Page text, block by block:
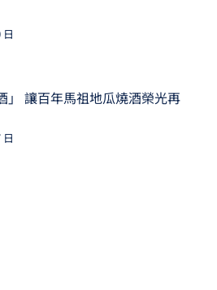
」 讓百年馬祖地瓜燒酒榮光再